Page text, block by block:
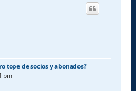
tope de socios y abonados?
pm